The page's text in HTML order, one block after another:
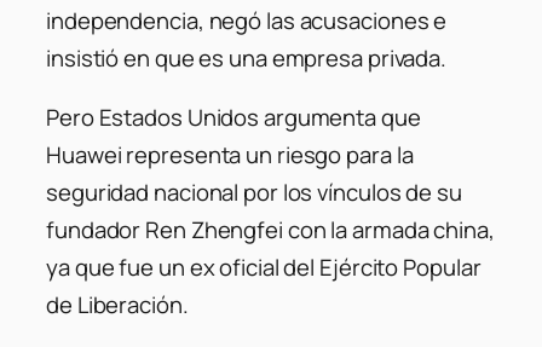
independencia, negó las acusaciones e
insistió en que es una empresa privada.
Pero Estados Unidos argumenta que
Huawei representa un riesgo para la
seguridad nacional por los vínculos de su
fundador Ren Zhengfei con la armada china,
ya que fue un ex oficial del Ejército Popular
de Liberación.